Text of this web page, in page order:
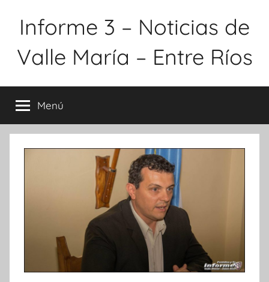
Informe 3 – Noticias de
Valle María – Entre Ríos
Menú